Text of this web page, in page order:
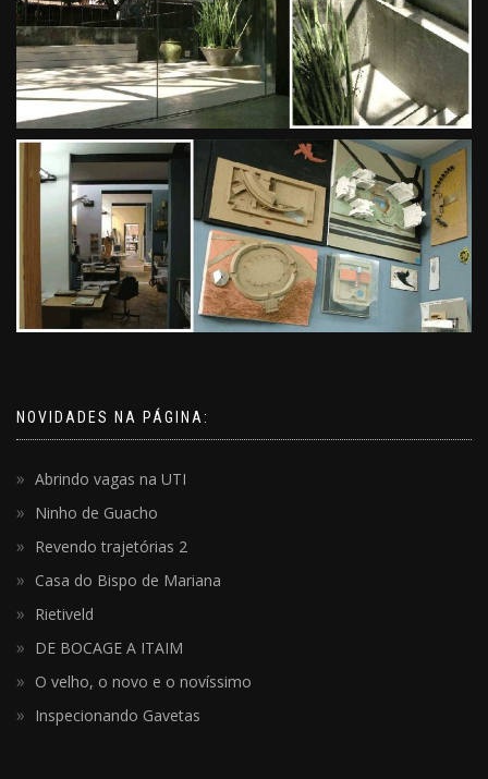
NOVIDADES NA PÁGINA:
Abrindo vagas na UTI
Ninho de Guacho
Revendo trajetórias 2
Casa do Bispo de Mariana
Rietiveld
DE BOCAGE A ITAIM
O velho, o novo e o novíssimo
Inspecionando Gavetas